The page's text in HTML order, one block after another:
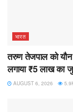
भारत
तरुण तेजपाल को यौन
लगाया ₹5 लाख का
AUGUST 6, 2026